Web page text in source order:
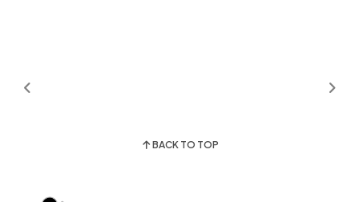
BACK TO TOP